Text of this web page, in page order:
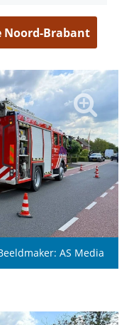
Noord-Brabant
AS Media